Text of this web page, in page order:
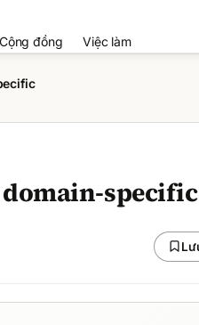
Cộng đồng Việc làm
domain-specific